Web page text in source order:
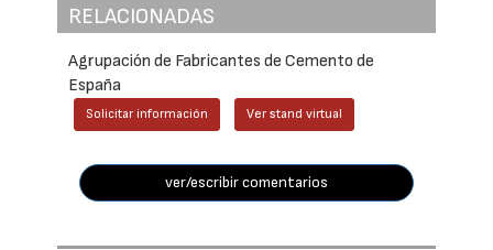
RELACIONADAS
Agrupación de Fabricantes de Cemento de
España
Solicitar información Ver stand virtual
ver/escribir comentarios